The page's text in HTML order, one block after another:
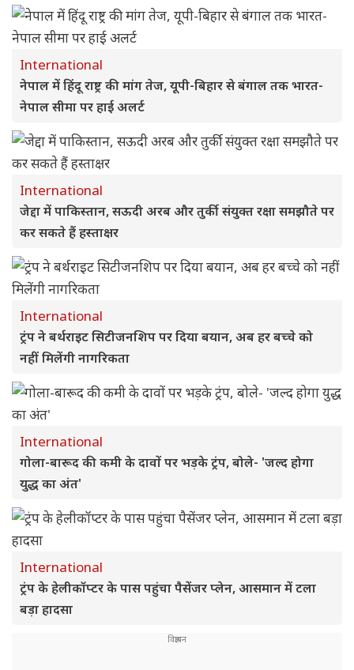
International
नेपाल में हिंदू राष्ट्र की मांग तेज, यूपी-बिहार से बंगाल तक भारत-
नेपाल सीमा पर हाई अलर्ट
International
जेद्दा में पाकिस्तान, सऊदी अरब और तुर्की संयुक्त रक्षा समझौते पर
कर सकते हैं हस्ताक्षर
International
ट्रंप ने बर्थराइट सिटीजनशिप पर दिया बयान, अब हर बच्चे को
नहीं मिलेंगी नागरिकता
International
गोला-बारूद की कमी के दावों पर भड़के ट्रंप, बोले- 'जल्द होगा
युद्ध का अंत'
International
ट्रंप के हेलीकॉप्टर के पास पहुंचा पैसेंजर प्लेन, आसमान में टला
बड़ा हादसा